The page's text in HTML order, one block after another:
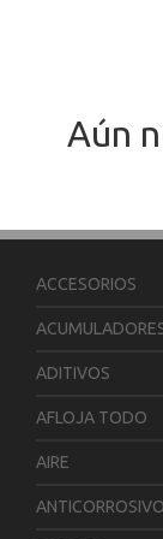
Aún
ACCESORIOS
ADITIVOS
AFLOJA TODO
AIRE